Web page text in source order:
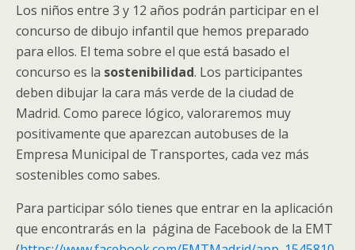
Los niños entre 3 y 12 años podrán participar en el
concurso de dibujo infantil que hemos preparado
para ellos. El tema sobre el que está basado el
concurso es la sostenibilidad. Los participantes
deben dibujar la cara más verde de la ciudad de
Madrid. Como parece lógico, valoraremos muy
positivamente que aparezcan autobuses de la
Empresa Municipal de Transportes, cada vez más
sostenibles como sabes.
Para participar sólo tienes que entrar en la aplicación
que encontrarás en la página de Facebook de la EMT